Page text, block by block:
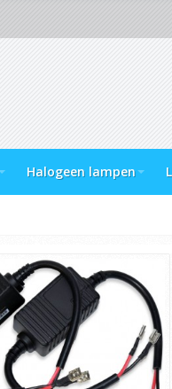
Halogeen lampen